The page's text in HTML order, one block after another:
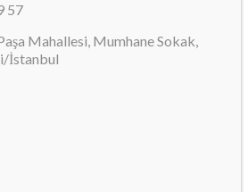
57
Mahallesi, Mumhane Sokak,
İstanbul